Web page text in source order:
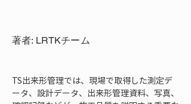
著者: LRTKチーム
TS出来形管理では、現場で取得した測定デ
ータ、設計データ、出来形管理資料、写真、